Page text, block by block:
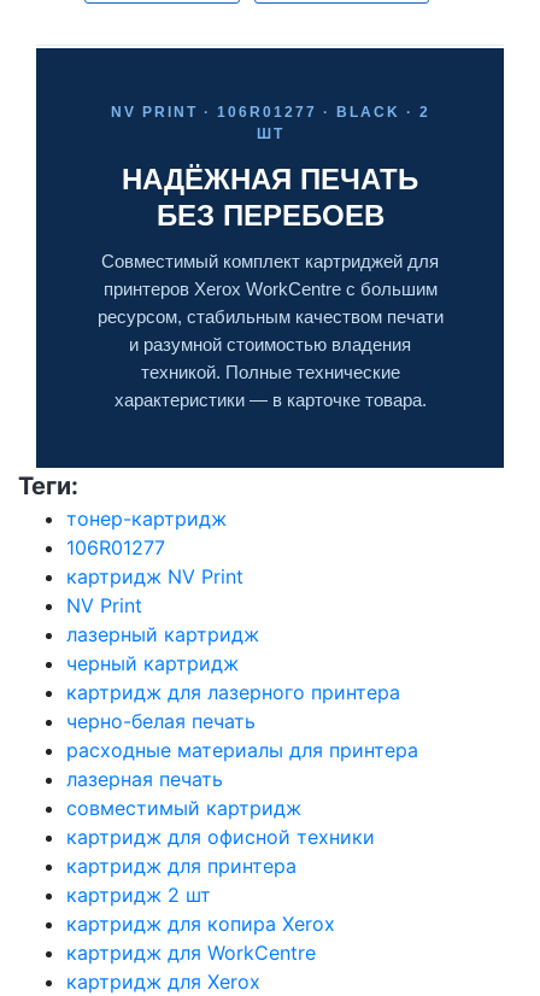
NV PRINT · 106R01277 · BLACK · 2
ШТ
НАДЁЖНАЯ ПЕЧАТЬ
БЕЗ ПЕРЕБОЕВ
Совместимый комплект картриджей для
принтеров Xerox WorkCentre с большим
ресурсом, стабильным качеством печати
и разумной стоимостью владения
техникой. Полные технические
характеристики — в карточке товара.
Теги:
тонер-картридж
106R01277
картридж NV Print
NV Print
лазерный картридж
черный картридж
картридж для лазерного принтера
черно-белая печать
расходные материалы для принтера
лазерная печать
совместимый картридж
картридж для офисной техники
картридж для принтера
картридж 2 шт
картридж для копира Xerox
картридж для WorkCentre
картридж для Xerox